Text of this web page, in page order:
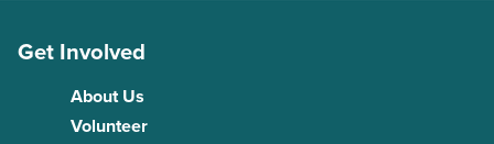
Get Involved
About Us
Volunteer